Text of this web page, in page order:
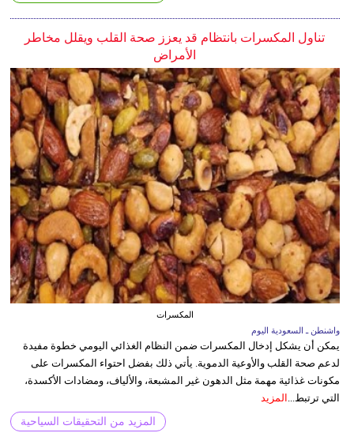
تناول المكسرات بانتظام قد يعزز صحة القلب ويقلل مخاطر
الأمراض
المكسرات
واشنطن ـ السعودية اليوم
يمكن أن يشكل إدخال المكسرات ضمن النظام الغذائي اليومي خطوة مفيدة
لدعم صحة القلب والأوعية الدموية. يأتي ذلك بفضل احتواء المكسرات على
مكونات غذائية مهمة مثل الدهون غير المشبعة، والألياف، ومضادات الأكسدة،
التي ترتبط... المزيد
المزيد من التحقيقات السياحية